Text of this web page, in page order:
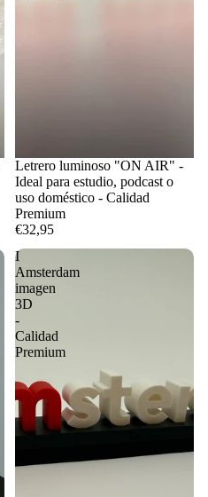
Letrero luminoso "ON AIR" -
Ideal para estudio, podcast o
uso doméstico - Calidad
Premium
€32,95
I
Amsterdam
imagen
3D
-
Calidad
Premium